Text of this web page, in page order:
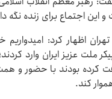
این اجتماع برای زنده نگه
اظهار کرد:
کرده بودند با حضور و
کند.